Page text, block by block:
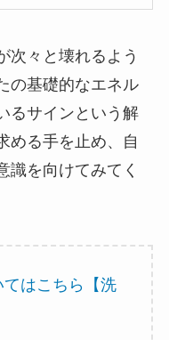
次々と壊れるよう
の基礎的なエネル
るサインという解
める手を止め、自
識を向けてみてく
はこちら【洗